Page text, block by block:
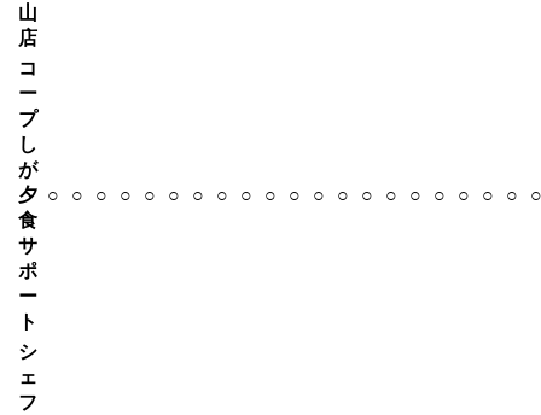
山
店
コ
ー
プ
し
が
夕
食
サ
ポ
ー
ト
○ ○ ○ ○ ○ ○ ○ ○ ○ ○ ○ ○ ○ ○ ○ ○ ○ ○ ○ ○ ○
シ
ェ
フ